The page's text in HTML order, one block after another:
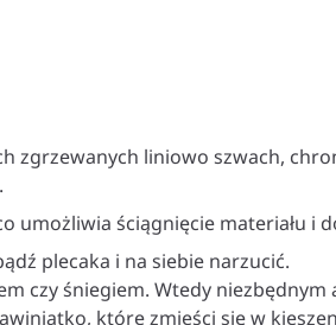
zgrzewanych liniowo szwach,
umożliwia ściągnięcie materiału i
plecaka i na siebie narzucić.
czy śniegiem. Wtedy
które zmieści się w